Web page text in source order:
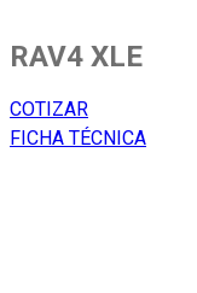
RAV4 XLE
COTIZAR
FICHA TÉCNICA